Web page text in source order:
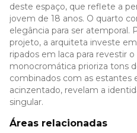
deste espaço, que reflete a
jovem de 18 anos. O quarto
elegância para ser atemporal.
projeto, a arquiteta investe
ripados em laca para revestir
monocromática prioriza tons
combinados com as estantes
acinzentado, revelam a
singular.
Áreas relacionadas